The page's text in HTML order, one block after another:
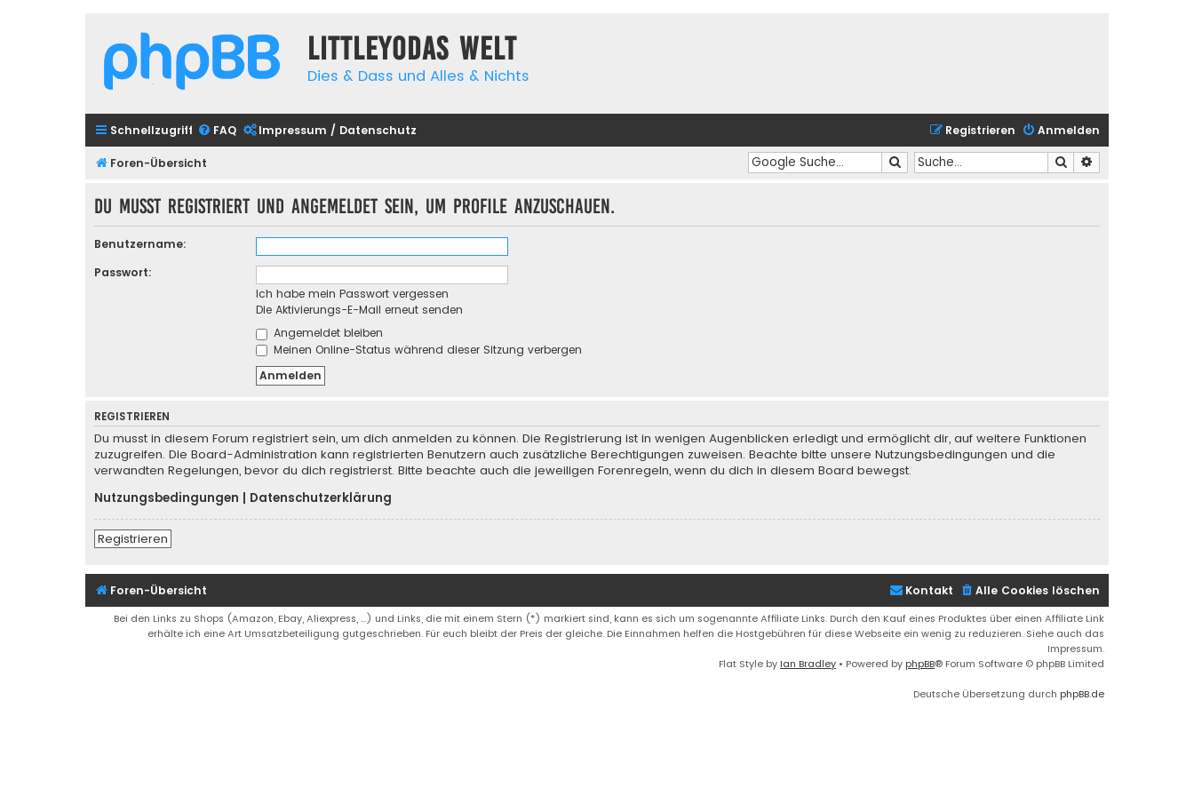
Littleyodas Welt
Dies & Dass und Alles & Nichts
Schnellzugriff FAQ Impressum / Datenschutz Anmelden
Registrieren
Foren-Übersicht Suche
Suche
Du musst registriert und angemeldet sein, um Profile anzuschauen.
Benutzername:
Passwort:
Ich habe mein Passwort vergessen
Die Aktivierungs-E-Mail erneut senden
Angemeldet bleiben
Meinen Online-Status während dieser Sitzung verbergen
REGISTRIEREN
Du musst in diesem Forum registriert sein, um dich anmelden zu können. Die Registrierung ist in wenigen Augenblicken erledigt und ermöglicht dir, auf weitere Funktionen
zuzugreifen. Die Board-Administration kann registrierten Benutzern auch zusätzliche Berechtigungen zuweisen. Beachte bitte unsere Nutzungsbedingungen und die
verwandten Regelungen, bevor du dich registrierst. Bitte beachte auch die jeweiligen Forenregeln, wenn du dich in diesem Board bewegst.
Nutzungsbedingungen
Datenschutzerklärung
Registrieren
Foren-Übersicht Alle Cookies löschen
Kontakt
Bei den Links zu Shops (Amazon, Ebay, Aliexpress, ...) und Links, die mit einem Stern (*) markiert sind, kann es sich um sogenannte Affiliate Links. Durch den Kauf eines Produktes über einen Affiliate Link
erhälte ich eine Art Umsatzbeteiligung gutgeschrieben. Für euch bleibt der Preis der gleiche. Die Einnahmen helfen die Hostgebühren für diese Webseite ein wenig zu reduzieren. Siehe auch das
Impressum.
Flat Style by Ian Bradley • Powered by phpBB® Forum Software © phpBB Limited
Deutsche Übersetzung durch phpBB.de